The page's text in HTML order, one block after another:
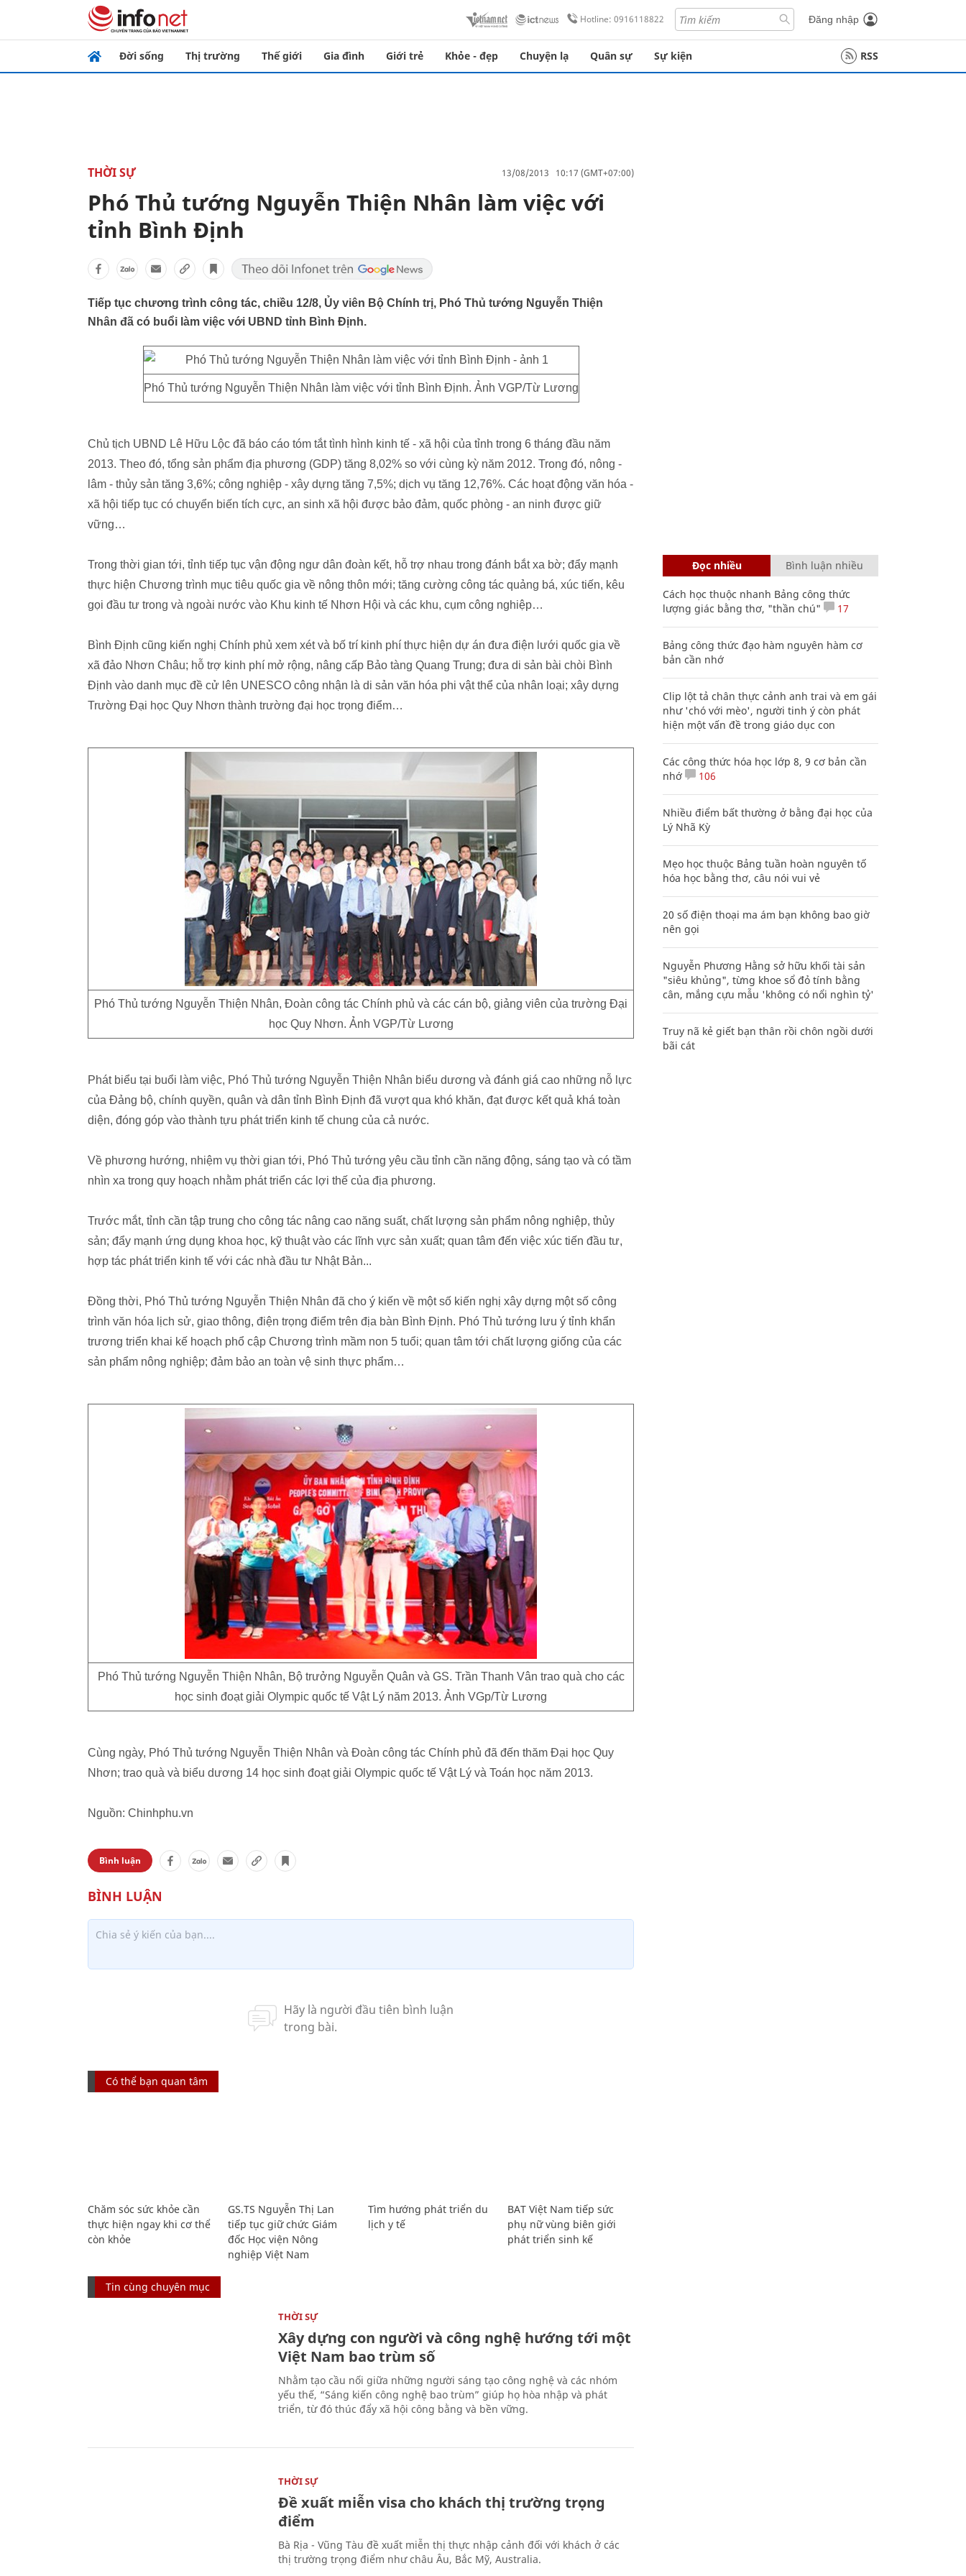
Hotline: 0916118822 Đăng nhập
Đời sống Thị trường Thế giới Gia đình Giới trẻ Khỏe - đẹp Chuyện lạ Quân sự Sự kiện RSS
THỜI SỰ 13/08/2013 10:17 (GMT+07:00)
Phó Thủ tướng Nguyễn Thiện Nhân làm việc với
tỉnh Bình Định
Tiếp tục chương trình công tác, chiều 12/8, Ủy viên Bộ Chính trị, Phó Thủ tướng Nguyễn Thiện
Nhân đã có buổi làm việc với UBND tỉnh Bình Định.
Phó Thủ tướng Nguyễn Thiện Nhân làm việc với tỉnh Bình Định. Ảnh VGP/Từ Lương
Chủ tịch UBND Lê Hữu Lộc đã báo cáo tóm tắt tình hình kinh tế - xã hội của tỉnh trong 6 tháng đầu năm
2013. Theo đó, tổng sản phẩm địa phương (GDP) tăng 8,02% so với cùng kỳ năm 2012. Trong đó, nông -
lâm - thủy sản tăng 3,6%; công nghiệp - xây dựng tăng 7,5%; dịch vụ tăng 12,76%. Các hoạt động văn hóa -
xã hội tiếp tục có chuyển biến tích cực, an sinh xã hội được bảo đảm, quốc phòng - an ninh được giữ
vững…
Trong thời gian tới, tỉnh tiếp tục vận động ngư dân đoàn kết, hỗ trợ nhau trong đánh bắt xa bờ; đẩy mạnh
thực hiện Chương trình mục tiêu quốc gia về nông thôn mới; tăng cường công tác quảng bá, xúc tiến, kêu
gọi đầu tư trong và ngoài nước vào Khu kinh tế Nhơn Hội và các khu, cụm công nghiệp…
Bình Định cũng kiến nghị Chính phủ xem xét và bố trí kinh phí thực hiện dự án đưa điện lưới quốc gia về
xã đảo Nhơn Châu; hỗ trợ kinh phí mở rộng, nâng cấp Bảo tàng Quang Trung; đưa di sản bài chòi Bình
Định vào danh mục đề cử lên UNESCO công nhận là di sản văn hóa phi vật thể của nhân loại; xây dựng
Trường Đại học Quy Nhơn thành trường đại học trọng điểm…
Phó Thủ tướng Nguyễn Thiện Nhân, Đoàn công tác Chính phủ và các cán bộ, giảng viên của trường Đại
học Quy Nhơn. Ảnh VGP/Từ Lương
Phát biểu tại buổi làm việc, Phó Thủ tướng Nguyễn Thiện Nhân biểu dương và đánh giá cao những nỗ lực
của Đảng bộ, chính quyền, quân và dân tỉnh Bình Định đã vượt qua khó khăn, đạt được kết quả khá toàn
diện, đóng góp vào thành tựu phát triển kinh tế chung của cả nước.
Về phương hướng, nhiệm vụ thời gian tới, Phó Thủ tướng yêu cầu tỉnh cần năng động, sáng tạo và có tầm
nhìn xa trong quy hoạch nhằm phát triển các lợi thế của địa phương.
Trước mắt, tỉnh cần tập trung cho công tác nâng cao năng suất, chất lượng sản phẩm nông nghiệp, thủy
sản; đẩy mạnh ứng dụng khoa học, kỹ thuật vào các lĩnh vực sản xuất; quan tâm đến việc xúc tiến đầu tư,
hợp tác phát triển kinh tế với các nhà đầu tư Nhật Bản...
Đồng thời, Phó Thủ tướng Nguyễn Thiện Nhân đã cho ý kiến về một số kiến nghị xây dựng một số công
trình văn hóa lịch sử, giao thông, điện trọng điểm trên địa bàn Bình Định. Phó Thủ tướng lưu ý tỉnh khẩn
trương triển khai kế hoạch phổ cập Chương trình mầm non 5 tuổi; quan tâm tới chất lượng giống của các
sản phẩm nông nghiệp; đảm bảo an toàn vệ sinh thực phẩm…
Phó Thủ tướng Nguyễn Thiện Nhân, Bộ trưởng Nguyễn Quân và GS. Trần Thanh Vân trao quà cho các
học sinh đoạt giải Olympic quốc tế Vật Lý năm 2013. Ảnh VGp/Từ Lương
Cùng ngày, Phó Thủ tướng Nguyễn Thiện Nhân và Đoàn công tác Chính phủ đã đến thăm Đại học Quy
Nhơn; trao quà và biểu dương 14 học sinh đoạt giải Olympic quốc tế Vật Lý và Toán học năm 2013.
Nguồn: Chinhphu.vn
Bình luận
Có thể bạn quan tâm
Chăm sóc sức khỏe cần
thực hiện ngay khi cơ thể
còn khỏe
GS.TS Nguyễn Thị Lan
tiếp tục giữ chức Giám
đốc Học viện Nông
nghiệp Việt Nam
Tìm hướng phát triển du
lịch y tế
BAT Việt Nam tiếp sức
phụ nữ vùng biên giới
phát triển sinh kế
Tin cùng chuyên mục
THỜI SỰ
Xây dựng con người và công nghệ hướng tới một
Việt Nam bao trùm số
Nhằm tạo cầu nối giữa những người sáng tạo công nghệ và các nhóm
yếu thế, “Sáng kiến công nghệ bao trùm” giúp họ hòa nhập và phát
triển, từ đó thúc đẩy xã hội công bằng và bền vững.
THỜI SỰ
Đề xuất miễn visa cho khách thị trường trọng
điểm
Bà Rịa - Vũng Tàu đề xuất miễn thị thực nhập cảnh đối với khách ở các
thị trường trọng điểm như châu Âu, Bắc Mỹ, Australia.
Đọc nhiều Bình luận nhiều
Cách học thuộc nhanh Bảng công thức
lượng giác bằng thơ, "thần chú"
17
Bảng công thức đạo hàm nguyên hàm cơ
bản cần nhớ
Clip lột tả chân thực cảnh anh trai và em gái
như 'chó với mèo', người tinh ý còn phát
hiện một vấn đề trong giáo dục con
Các công thức hóa học lớp 8, 9 cơ bản cần
nhớ
106
Nhiều điểm bất thường ở bằng đại học của
Lý Nhã Kỳ
Mẹo học thuộc Bảng tuần hoàn nguyên tố
hóa học bằng thơ, câu nói vui vẻ
20 số điện thoại ma ám bạn không bao giờ
nên gọi
Nguyễn Phương Hằng sở hữu khối tài sản
"siêu khủng", từng khoe sổ đỏ tính bằng
cân, mắng cựu mẫu 'không có nổi nghìn tỷ'
Truy nã kẻ giết bạn thân rồi chôn ngồi dưới
bãi cát